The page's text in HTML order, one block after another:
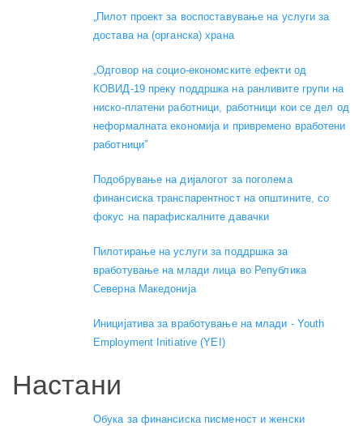
„Пилот проект за воспоставување на услуги за
достава на (органска) храна
„Одговор на социо-економските ефекти од
КОВИД-19 преку поддршка на ранливите групи на
ниско-платени работници, работници кои се дел од
неформалната економија и привремено вработени
работници”
Подобрување на дијалогот за поголема
финансиска транспарентност на општините, со
фокус на парафискалните давачки
Пилотирање на услуги за поддршка за
вработување на млади лица во Република
Северна Македонија
Иницијатива за вработување на млади - Youth
Employment Initiative (YEI)
Настани
Обука за финансиска писменост и женски